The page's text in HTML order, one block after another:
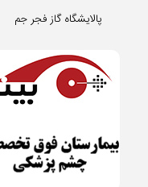
پالایشگاه گاز فجر جم